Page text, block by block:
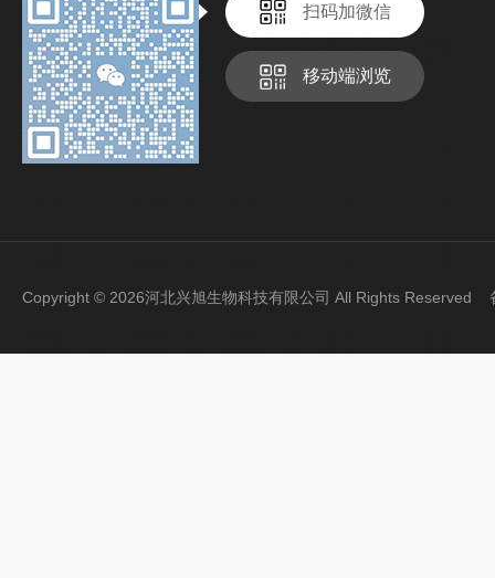
扫码加微信
移动端浏览
Copyright © 2026河北兴旭生物科技有限公司 All Rights Reserved